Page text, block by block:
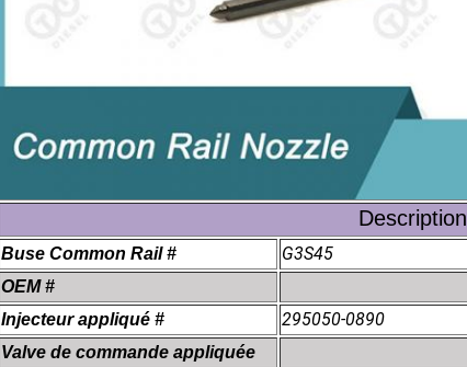
Description
Buse Common Rail # G3S45
OEM #
Injecteur appliqué #
295050-0890
Valve de commande appliquée